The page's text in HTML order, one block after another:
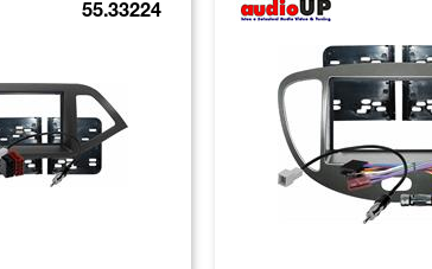
55.33224